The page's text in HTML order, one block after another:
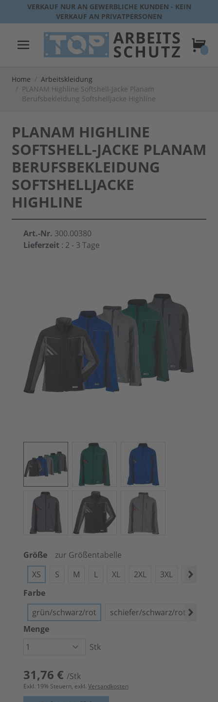
Direkt zum Inhalt
VERKAUF NUR AN GEWERBLICHE KUNDEN - KEIN
VERKAUF AN PRIVATPERSONEN
Home / Arbeitskleidung
/ PLANAM Highline Softshell-Jacke Planam
Berufsbekleidung Softshelljacke Highline
PLANAM HIGHLINE
SOFTSHELL-JACKE PLANAM
BERUFSBEKLEIDUNG
SOFTSHELLJACKE
HIGHLINE
Art.-Nr. 300.00380
Lieferzeit : 2 - 3 Tage
Größe
zur Größentabelle
XS
S M L XL 2XL 3XL 4XL
Farbe
grün/schwarz/rot
schiefer/schwarz/rot
Menge
Stk
31,76 € /Stk
Exkl. 19% Steuern, exkl. Versandkosten